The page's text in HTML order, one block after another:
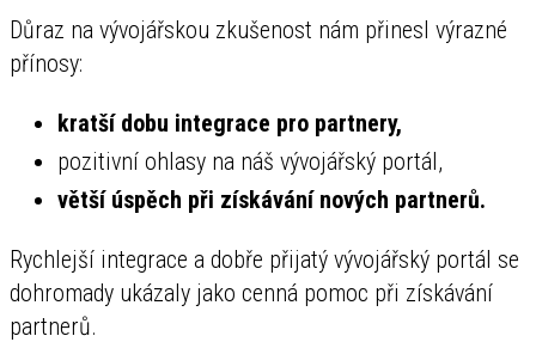
Důraz na vývojářskou zkušenost nám přinesl výrazné
přínosy:
kratší dobu integrace pro partnery,
pozitivní ohlasy na náš vývojářský portál,
větší úspěch při získávání nových partnerů.
Rychlejší integrace a dobře přijatý vývojářský portál se
dohromady ukázaly jako cenná pomoc při získávání
partnerů.